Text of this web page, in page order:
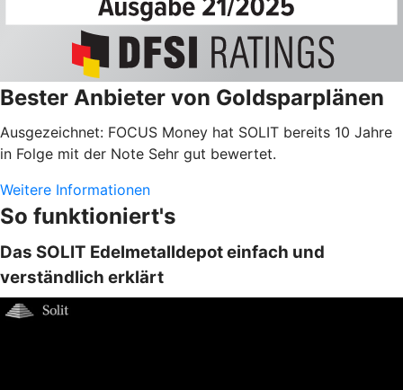
Bester Anbieter von Goldsparplänen
Ausgezeichnet: FOCUS Money hat SOLIT bereits 10 Jahre
in Folge mit der Note Sehr gut bewertet.
Weitere Informationen
So funktioniert's
Das SOLIT Edelmetalldepot einfach und
verständlich erklärt